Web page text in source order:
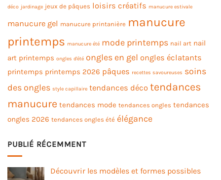
déco jardinage jeux de pâques loisirs créatifs manucure estivale
manucure gel manucure printanière manucure
printemps manucure été mode printemps nail art nail
art printemps ongles d'été ongles en gel ongles éclatants
printemps printemps 2026 pâques recettes savoureuses soins
des ongles style capillaire tendances déco tendances
manucure tendances mode tendances ongles tendances
ongles 2026 tendances ongles été élégance
PUBLIÉ RÉCEMMENT
Découvrir les modèles et formes possibles